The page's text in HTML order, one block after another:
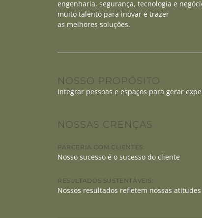
engenharia, segurança, tecnologia e
muito talento para inovar e trazer
as melhores soluções.
NOSSO PROPÓSITO
Integrar pessoas e espaços para gerar
NOSSAS CRENÇAS
PARCERIA COM CLIENTES:
Nosso sucesso é o sucesso do cliente
RESULTADOS SUSTENTÁVEIS:
Nossos resultados refletem nossas atitudes